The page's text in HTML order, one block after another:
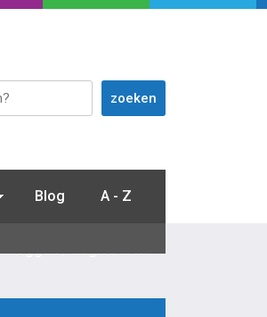
Blog A - Z
Inloggen / Registreren